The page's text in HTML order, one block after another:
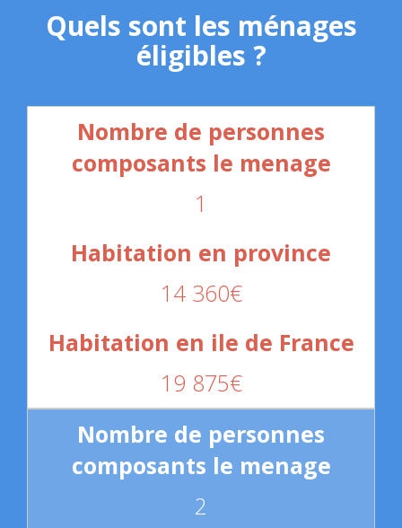
Quels sont les ménages
éligibles ?
1
14 360€
19 875€
2